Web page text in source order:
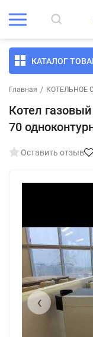
КАТАЛОГ
Главная / КОТЕЛЬНОЕ
Котел
70
Оставить отзыв
‹